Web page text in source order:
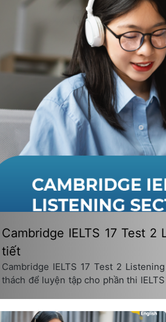
Cambridge IELTS 17 Test
tiết
Cambridge IELTS 17 Test 2
thách để luyện tập cho phần thi